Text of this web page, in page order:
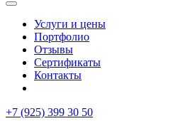
Услуги и цены
Портфолио
Отзывы
Сертификаты
Контакты
+7 (925) 399 30 50